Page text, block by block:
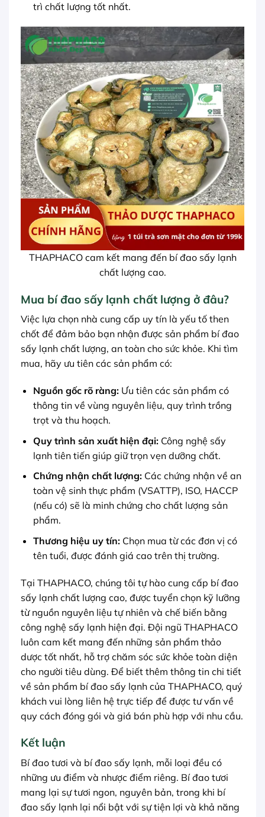
trì chất lượng tốt nhất.
THAPHACO cam kết mang đến bí đao sấy lạnh
chất lượng cao.
Mua bí đao sấy lạnh chất lượng ở đâu?
Việc lựa chọn nhà cung cấp uy tín là yếu tố then
chốt để đảm bảo bạn nhận được sản phẩm bí đao
sấy lạnh chất lượng, an toàn cho sức khỏe. Khi tìm
mua, hãy ưu tiên các sản phẩm có:
Nguồn gốc rõ ràng:Ưu tiên các sản phẩm có
thông tin về vùng nguyên liệu, quy trình trồng
trọt và thu hoạch.
Quy trình sản xuất hiện đại:Công nghệ sấy
lạnh tiên tiến giúp giữ trọn vẹn dưỡng chất.
Chứng nhận chất lượng:Các chứng nhận về an
toàn vệ sinh thực phẩm (VSATTP), ISO, HACCP
(nếu có) sẽ là minh chứng cho chất lượng sản
phẩm.
Thương hiệu uy tín:Chọn mua từ các đơn vị có
tên tuổi, được đánh giá cao trên thị trường.
Tại THAPHACO, chúng tôi tự hào cung cấp bí đao
sấy lạnh chất lượng cao, được tuyển chọn kỹ lưỡng
từ nguồn nguyên liệu tự nhiên và chế biến bằng
công nghệ sấy lạnh hiện đại. Đội ngũ THAPHACO
luôn cam kết mang đến những sản phẩm thảo
dược tốt nhất, hỗ trợ chăm sóc sức khỏe toàn diện
cho người tiêu dùng. Để biết thêm thông tin chi tiết
về sản phẩm bí đao sấy lạnh của THAPHACO, quý
khách vui lòng liên hệ trực tiếp để được tư vấn về
quy cách đóng gói và giá bán phù hợp với nhu cầu.
Kết luận
Bí đao tươi và bí đao sấy lạnh, mỗi loại đều có
những ưu điểm và nhược điểm riêng. Bí đao tươi
mang lại sự tươi ngon, nguyên bản, trong khi bí
đao sấy lạnh lại nổi bật với sự tiện lợi và khả năng